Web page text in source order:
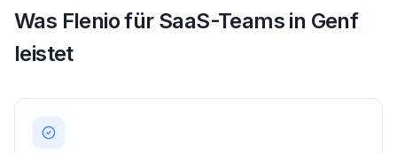
Was Flenio für SaaS-Teams in Genf
leistet